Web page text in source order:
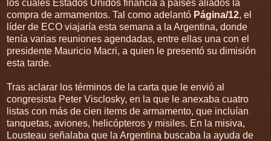
los cuales Estados Unidos financia a países aliados la
compra de armamentos. Tal como adelantó Página/12, el
líder de ECO viajaría esta semana a la Argentina, donde
tenía varias reuniones agendadas, entre ellas una con el
presidente Mauricio Macri, a quien le presentó su dimisión
esta tarde.
Tras aclarar los términos de la carta que le envió al
congresista Peter Visclosky, en la que le anexaba cuatro
listas con más de cien items de armamento, que incluían
tanquetas, aviones, helicópteros y misiles. En la misiva,
Lousteau señalaba que la Argentina buscaba la ayuda de